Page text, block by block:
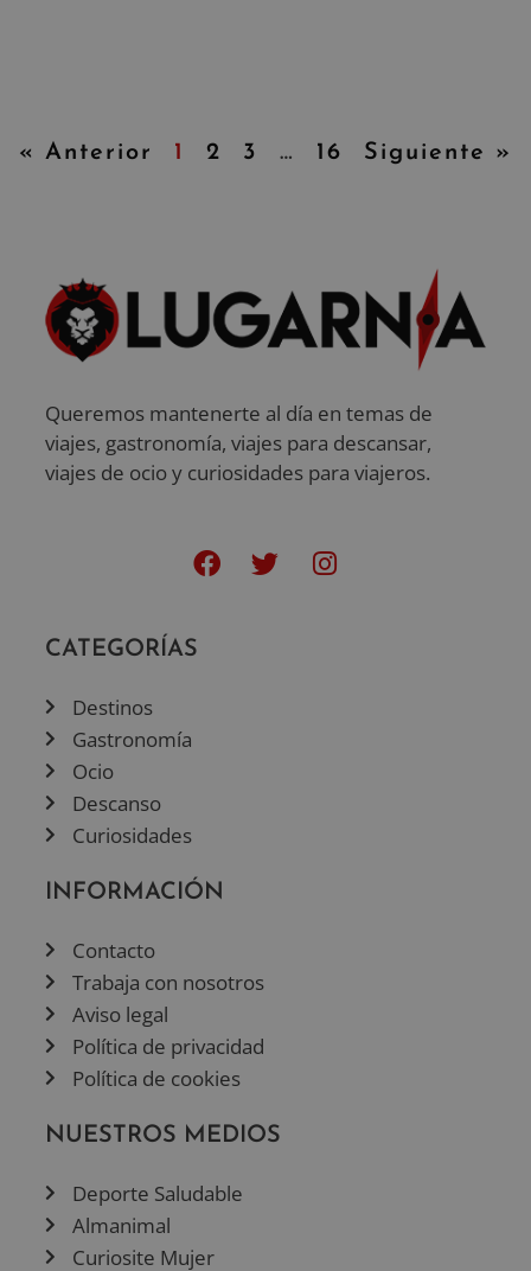
« Anterior 1 2 3 … 16 Siguiente »
Queremos mantenerte al día en temas de
viajes, gastronomía, viajes para descansar,
viajes de ocio y curiosidades para viajeros.
CATEGORÍAS
Destinos
Gastronomía
Ocio
Descanso
Curiosidades
INFORMACIÓN
Contacto
Trabaja con nosotros
Aviso legal
Política de privacidad
Política de cookies
NUESTROS MEDIOS
Deporte Saludable
Almanimal
Curiosite Mujer